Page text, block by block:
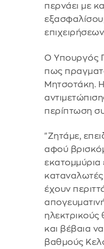
περνάει με
Ο Υπουργός
πως
Μητσοτάκη.
περίπτωση
"Ζητάμε,
αφού
εκατομμύρια
έχουν
και βέβαια
βαθμούς